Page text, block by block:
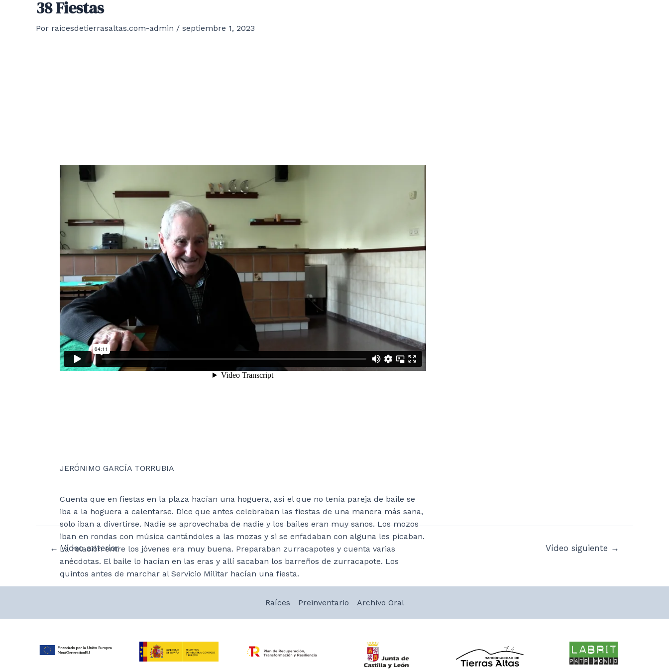
38 Fiestas
Por raicesdetierrasaltas.com-admin / septiembre 1, 2023
JERÓNIMO GARCÍA TORRUBIA
Cuenta que en fiestas en la plaza hacían una hoguera, así el que no tenía pareja de baile se
iba a la hoguera a calentarse. Dice que antes celebraban las fiestas de una manera más sana,
solo iban a divertirse. Nadie se aprovechaba de nadie y los bailes eran muy sanos. Los mozos
iban en rondas con música cantándoles a las mozas y si se enfadaban con alguna les picaban.
La relación entre los jóvenes era muy buena. Preparaban zurracapotes y cuenta varias
anécdotas. El baile lo hacían en las eras y allí sacaban los barreños de zurracapote. Los
quintos antes de marchar al Servicio Militar hacían una fiesta.
Navegación
entradas
← Vídeo anterior Vídeo siguiente →
Raíces Preinventario Archivo Oral